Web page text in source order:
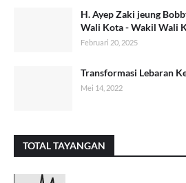
H. Ayep Zaki jeung
Wali Kota - Wakil Wali
Februari 20, 2025
Transformasi Lebaran
Mei 14, 2022
TOTAL TAYANGAN